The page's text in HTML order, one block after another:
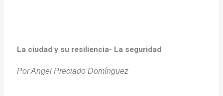
La ciudad y su resiliencia- La seguridad
Por Angel Preciado Domínguez